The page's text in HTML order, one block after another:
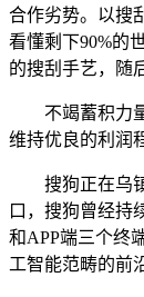
合作劣势。以搜
看懂剩下90%的
的搜刮手艺，随
不竭蓄积力量
维持优良的利润
搜狗正在乌镇
口，搜狗曾经持
和APP端三个终
工智能范畴的前